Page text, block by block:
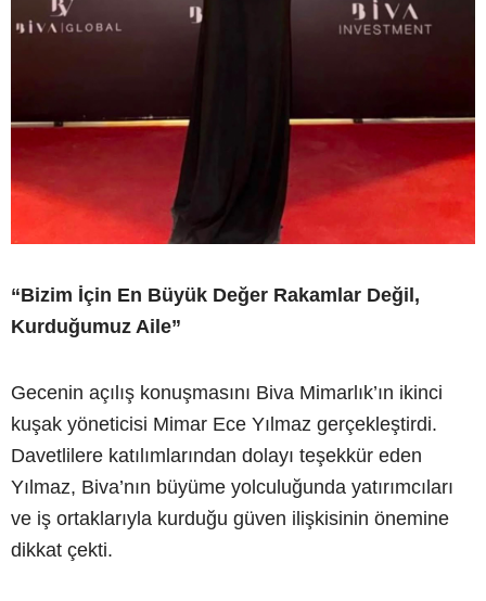
“Bizim İçin En Büyük Değer Rakamlar Değil,
Kurduğumuz Aile”
Gecenin açılış konuşmasını Biva Mimarlık’ın ikinci
kuşak yöneticisi Mimar Ece Yılmaz gerçekleştirdi.
Davetlilere katılımlarından dolayı teşekkür eden
Yılmaz, Biva’nın büyüme yolculuğunda yatırımcıları
ve iş ortaklarıyla kurduğu güven ilişkisinin önemine
dikkat çekti.